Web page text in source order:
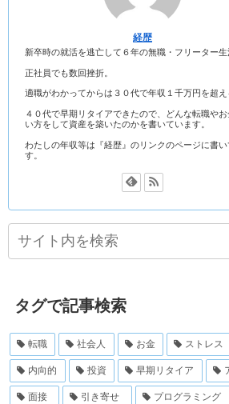
経歴
新卒時の就活を逃亡して６年の無職・フリーター生
正社員でも数回挫折。
適職がわかってからは３０代で年収１千万円を超え
４０代で早期リタイアできたので、どんな転職やお
い方をして資産を築いたのかを書いています。
わたしの年収等は『経歴』のリンクのページに書い
す。
タグで記事検索
転職 社会人 お金 ストレス
内向的 投資 早期リタイア
面接 引き寄せ プログラミング